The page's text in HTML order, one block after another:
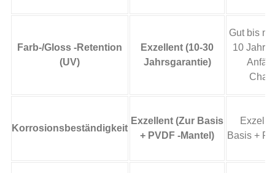
Farb-/Gloss -Retention
(UV)
Exzellent (10-30
Jahrsgarantie)
Gut bis
10
Korrosionsbeständigkeit
Exzellent (Zur Basis
+ PVDF -Mantel)
Basis +